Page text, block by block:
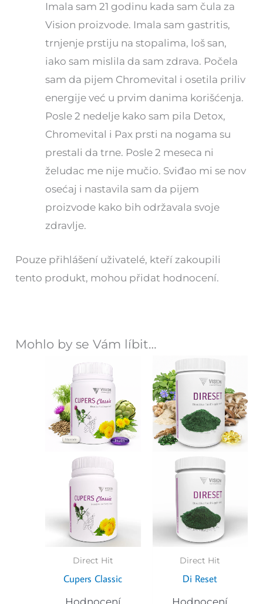
Imala sam 21 godinu kada sam čula za
Vision proizvode. Imala sam gastritis,
trnjenje prstiju na stopalima, loš san,
iako sam mislila da sam zdrava. Počela
sam da pijem Chromevital i osetila priliv
energije već u prvim danima korišćenja.
Posle 2 nedelje kako sam pila Detox,
Chromevital i Pax prsti na nogama su
prestali da trne. Posle 2 meseca ni
želudac me nije mučio. Sviđao mi se nov
osećaj i nastavila sam da pijem
proizvode kako bih održavala svoje
zdravlje.
Pouze přihlášení uživatelé, kteří zakoupili
tento produkt, mohou přidat hodnocení.
Mohlo by se Vám líbit…
Direct Hit
Cupers Classic
Direct Hit
Di Reset